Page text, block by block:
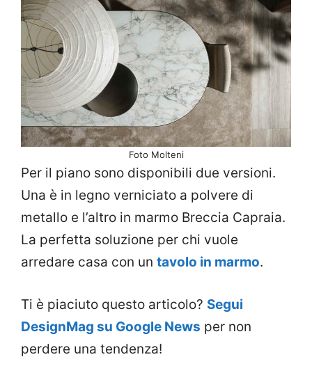
Foto Molteni
Per il piano sono disponibili due versioni.
Una è in legno verniciato a polvere di
metallo e l’altro in marmo Breccia Capraia.
La perfetta soluzione per chi vuole
arredare casa con un tavolo in marmo.
Ti è piaciuto questo articolo? Segui
DesignMag su Google News per non
perdere una tendenza!